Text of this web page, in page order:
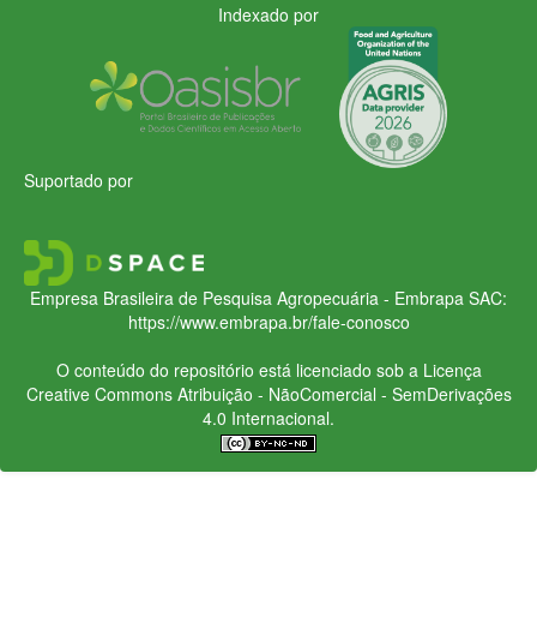
Indexado por
Suportado por
Empresa Brasileira de Pesquisa Agropecuária - Embrapa SAC:
https://www.embrapa.br/fale-conosco
O conteúdo do repositório está licenciado sob a Licença
Creative CommonsAtribuição - NãoComercial - SemDerivações
4.0 Internacional.